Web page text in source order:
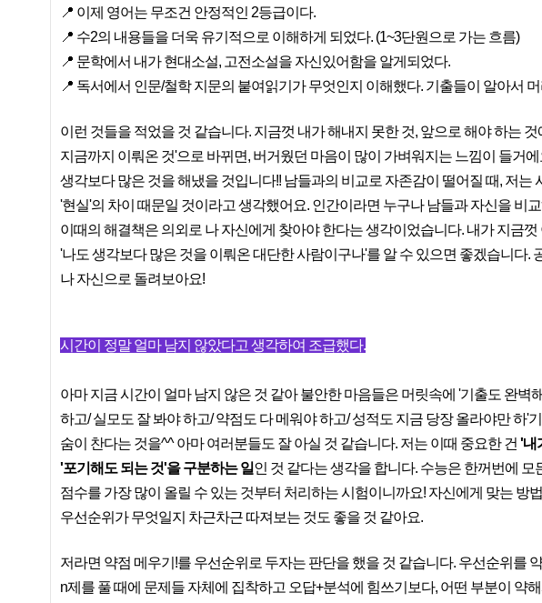
📍 이제 영어는 무조건 안정적인 2등급이다.
📍 수2의 내용들을 더욱 유기적으로 이해하게 되었다. (1~3단원으로 가는 흐름)
📍 문학에서 내가 현대소설, 고전소설을 자신있어함을 알게되었다.
📍 독서에서 인문/철학 지문의 붙여읽기가 무엇인지 이해했다. 기출들이 알아서
이런 것들을 적었을 것 같습니다. 지금껏 내가 해내지 못한 것, 앞으로 해야 하는
지금까지 이뤄온 것'으로 바뀌면, 버거웠던 마음이 많이 가벼워지는 느낌이 들거
생각보다 많은 것을 해냈을 것입니다!! 남들과의 비교로 자존감이 떨어질 때, 저는
'현실'의 차이 때문일 것이라고 생각했어요. 인간이라면 누구나 남들과 자신을 비
이때의 해결책은 의외로 나 자신에게 찾아야 한다는 생각이었습니다. 내가 지금
'나도 생각보다 많은 것을 이뤄온 대단한 사람이구나'를 알 수 있으면 좋겠습니다.
나 자신으로 돌려보아요!
시간이 정말 얼마 남지 않았다고 생각하여 조급했다.
아마 지금 시간이 얼마 남지 않은 것 같아 불안한 마음들은 머릿속에 '기출도 완벽
하고/ 실모도 잘 봐야 하고/ 약점도 다 메워야 하고/ 성적도 지금 당장 올라야만 하'
숨이 찬다는 것을^^ 아마 여러분들도 잘 아실 것 같습니다. 저는 이때 중요한 건 '내
'포기해도 되는 것'을 구분하는 일인 것 같다는 생각을 합니다. 수능은 한꺼번에 모
점수를 가장 많이 올릴 수 있는 것부터 처리하는 시험이니까요! 자신에게 맞는 방
우선순위가 무엇일지 차근차근 따져보는 것도 좋을 것 같아요.
저라면 약점 메우기!를 우선순위로 두자는 판단을 했을 것 같습니다. 우선순위를
n제를 풀 때에 문제들 자체에 집착하고 오답+분석에 힘쓰기보다, 어떤 부분이 약